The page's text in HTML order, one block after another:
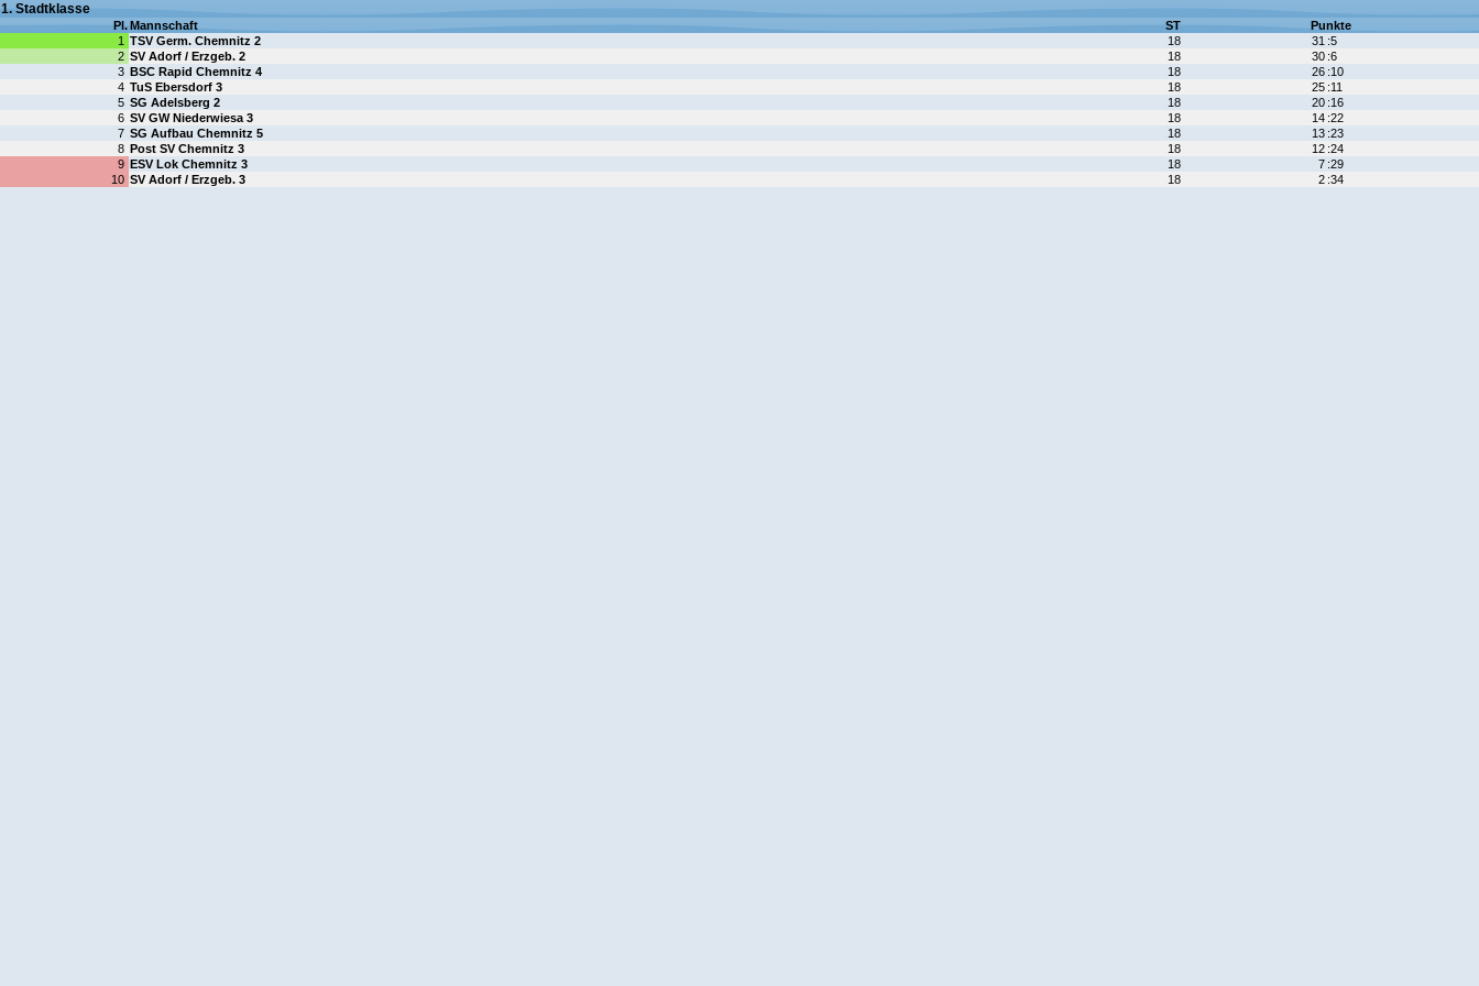
1. Stadtklasse
Pl.Mannschaft ST
Punkte
1 TSV Germ. Chemnitz 2 18 31 :5
2 SV Adorf / Erzgeb. 2 18 30 :6
3 BSC Rapid Chemnitz 4 18 26 :10
4 TuS Ebersdorf 3 18 25 :11
5 SG Adelsberg 2 18 20 :16
6 SV GW Niederwiesa 3 18 14 :22
7 SG Aufbau Chemnitz 5 18 13 :23
8 Post SV Chemnitz 3 18 12 :24
9 ESV Lok Chemnitz 3 18 7 :29
10 SV Adorf / Erzgeb. 3 18 2 :34